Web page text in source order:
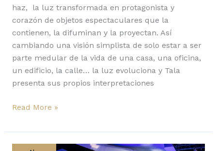
haz, la luz transformada en protagonista y
corazón de objetos espectaculares que la
contienen, la difuminan y la proyectan. Así
cambiando una visión simplista de solo estar a ser
parte medular de la vida de una casa, una oficina,
un edificio, la calle… la luz evoluciona y Tala
presenta sus propios interpretaciones
Read More »